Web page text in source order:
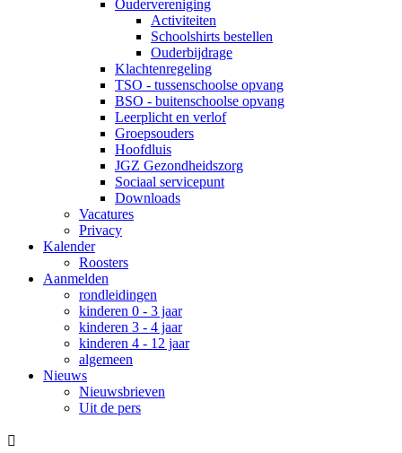
Oudervereniging
Activiteiten
Schoolshirts bestellen
Ouderbijdrage
Klachtenregeling
TSO - tussenschoolse opvang
BSO - buitenschoolse opvang
Leerplicht en verlof
Groepsouders
Hoofdluis
JGZ Gezondheidszorg
Sociaal servicepunt
Downloads
Vacatures
Privacy
Kalender
Roosters
Aanmelden
rondleidingen
kinderen 0 - 3 jaar
kinderen 3 - 4 jaar
kinderen 4 - 12 jaar
algemeen
Nieuws
Nieuwsbrieven
Uit de pers
